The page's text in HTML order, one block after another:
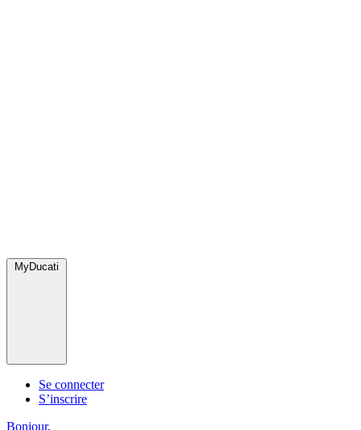
MyDucati
Se connecter
S’inscrire
Bonjour,